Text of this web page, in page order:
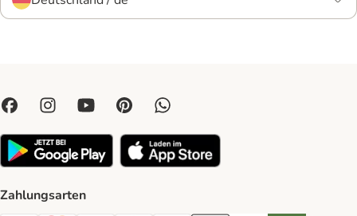
Zahlungsarten